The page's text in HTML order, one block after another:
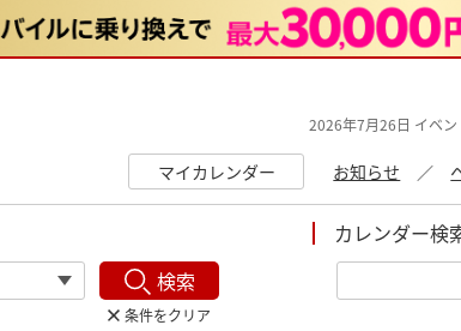
2026年7月26日 イベン
マイカレンダー お知らせ
検索
条件をクリア
カレンダー検